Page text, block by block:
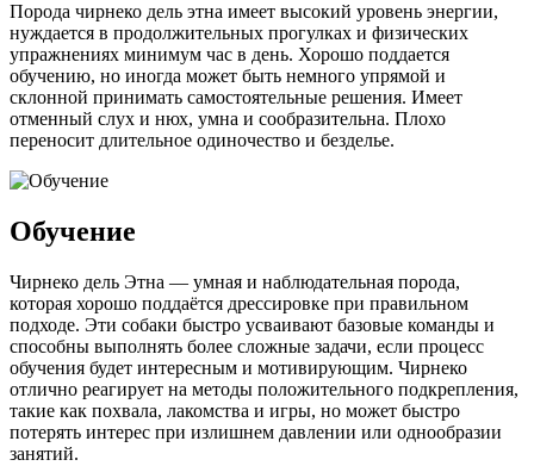
Порода чирнеко дель этна имеет высокий уровень энергии,
нуждается в продолжительных прогулках и физических
упражнениях минимум час в день. Хорошо поддается
обучению, но иногда может быть немного упрямой и
склонной принимать самостоятельные решения. Имеет
отменный слух и нюх, умна и сообразительна. Плохо
переносит длительное одиночество и безделье.
Обучение
Чирнеко дель Этна — умная и наблюдательная порода,
которая хорошо поддаётся дрессировке при правильном
подходе. Эти собаки быстро усваивают базовые команды и
способны выполнять более сложные задачи, если процесс
обучения будет интересным и мотивирующим. Чирнеко
отлично реагирует на методы положительного подкрепления,
такие как похвала, лакомства и игры, но может быстро
потерять интерес при излишнем давлении или однообразии
занятий.